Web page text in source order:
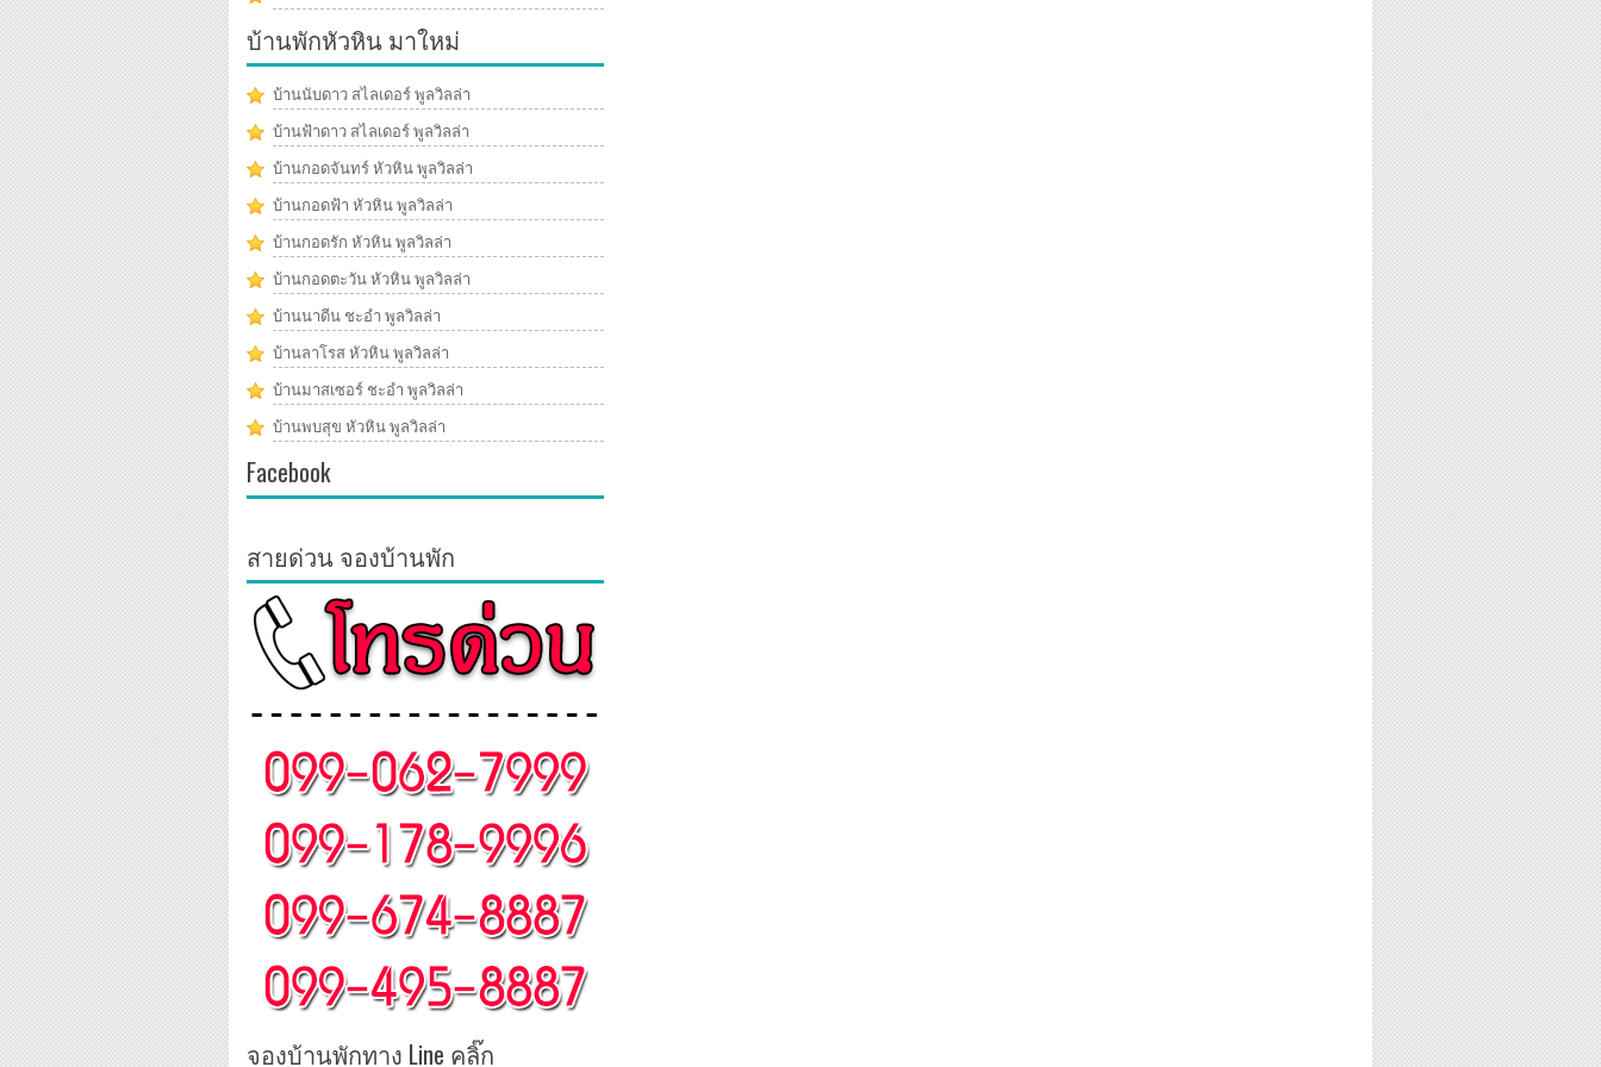
บ้านพักหัวหิน มาใหม่
บ้านนับดาว สไลเดอร์ พูลวิลล่า
บ้านฟ้าดาว สไลเดอร์ พูลวิลล่า
บ้านกอดจันทร์ หัวหิน พูลวิลล่า
บ้านกอดฟ้า หัวหิน พูลวิลล่า
บ้านกอดรัก หัวหิน พูลวิลล่า
บ้านกอดตะวัน หัวหิน พูลวิลล่า
บ้านนาดีน ชะอำ พูลวิลล่า
บ้านลาโรส หัวหิน พูลวิลล่า
บ้านมาสเซอร์ ชะอำ พูลวิลล่า
บ้านพบสุข หัวหิน พูลวิลล่า
Facebook
สายด่วน จองบ้านพัก
จองบ้านพักทาง Line คลิ๊ก